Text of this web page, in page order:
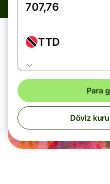
TTD
Para
Döviz